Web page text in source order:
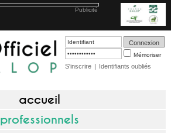
Publicité
Mémoriser
S'inscrire | Identifiants oubliés
accueil
professionnels